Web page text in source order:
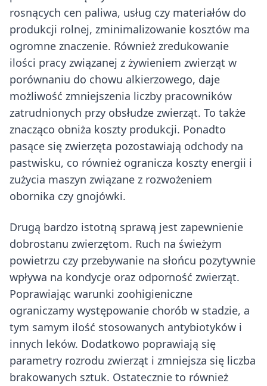
rosnących cen paliwa, usług czy materiałów do
produkcji rolnej, zminimalizowanie kosztów ma
ogromne znaczenie. Również zredukowanie
ilości pracy związanej z żywieniem zwierząt w
porównaniu do chowu alkierzowego, daje
możliwość zmniejszenia liczby pracowników
zatrudnionych przy obsłudze zwierząt. To także
znacząco obniża koszty produkcji. Ponadto
pasące się zwierzęta pozostawiają odchody na
pastwisku, co również ogranicza koszty energii i
zużycia maszyn związane z rozwożeniem
obornika czy gnojówki.
Drugą bardzo istotną sprawą jest zapewnienie
dobrostanu zwierzętom. Ruch na świeżym
powietrzu czy przebywanie na słońcu pozytywnie
wpływa na kondycje oraz odporność zwierząt.
Poprawiając warunki zoohigieniczne
ograniczamy występowanie chorób w stadzie, a
tym samym ilość stosowanych antybiotyków i
innych leków. Dodatkowo poprawiają się
parametry rozrodu zwierząt i zmniejsza się liczba
brakowanych sztuk. Ostatecznie to również